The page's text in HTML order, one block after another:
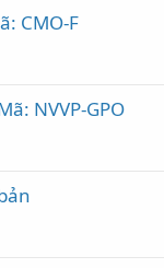
CMO-F
NVVP-GPO